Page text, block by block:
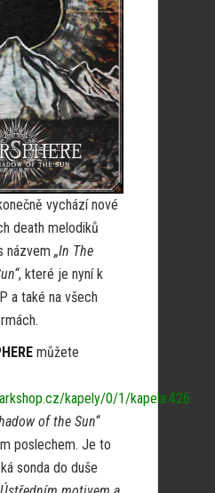
vychází nové
death melodiků
názvem „In The
, které je nyní k
a také na všech
můžete
kapely/0/1/kapela:426
of the Sun“
poslechem. Je to
sonda do duše